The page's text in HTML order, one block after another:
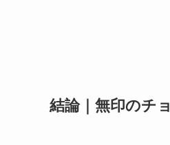
結論｜無印のチ